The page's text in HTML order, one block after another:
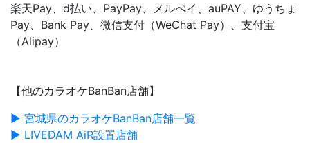
楽天Pay、d払い、PayPay、メルぺイ、auPAY、ゆうちょ
Pay、Bank Pay、微信支付（WeChat Pay）、支付宝
（Alipay）
【他のカラオケBanBan店舗】
▶ 宮城県のカラオケBanBan店舗一覧
▶ LIVEDAM AiR設置店舗